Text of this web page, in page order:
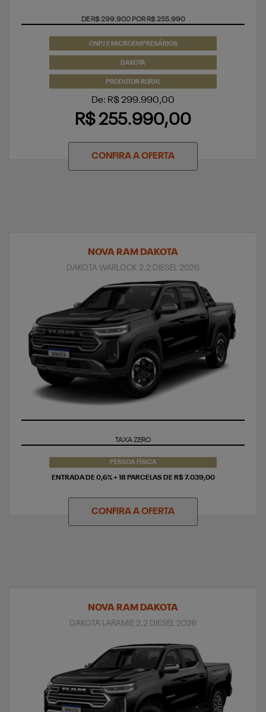
CNPJ E MICROEMPRESÁRIOS
DAKOTA
PRODUTOR RURAL
De: R$ 299.990,00
R$ 255.990,00
CONFIRA A OFERTA
NOVA RAM DAKOTA
DAKOTA WARLOCK 2.2 DIESEL 2026
PESSOA FÍSICA
ENTRADA DE 0,6% + 18 PARCELAS DE R$ 7.039,00
CONFIRA A OFERTA
NOVA RAM DAKOTA
DAKOTA LARAMIE 2.2 DIESEL 2026